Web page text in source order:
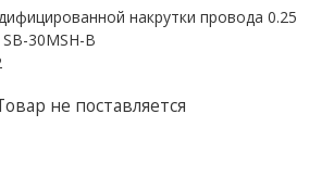
накрутки провода 0.25
30MSH-B
не поставляется